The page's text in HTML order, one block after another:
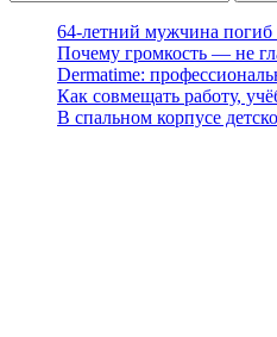
64-летний мужчина погиб
Почему громкость — не
Dermatime:
Как совмещать работу,
В спальном корпусе